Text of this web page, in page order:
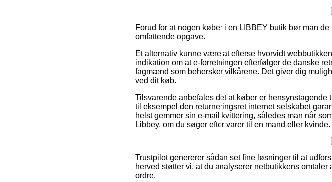
Forud for at nogen køber i en LIBBEY butik bør man
omfattende opgave.
Et alternativ kunne være at efterse hvorvidt
indikation om at e-forretningen efterfølger de danske
fagmænd som behersker vilkårene. Det giver dig
ved dit køb.
Tilsvarende anbefales det at køber er
til eksempel den returneringsret internet selskabet
helst gemmer sin e-mail kvittering, således man når
Libbey, om du søger efter varer til en mand eller kvinde.
Trustpilot genererer sådan set fine løsninger til at
herved støtter vi, at du analyserer netbutikkens
ordre.